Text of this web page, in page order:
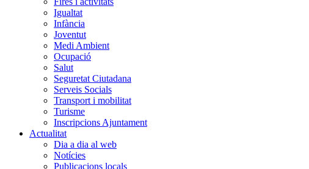
Igualtat
Infància
Joventut
Medi Ambient
Ocupació
Salut
Seguretat Ciutadana
Serveis Socials
Transport i mobilitat
Turisme
Inscripcions Ajuntament
Actualitat
Dia a dia al web
Notícies
Publicacions locals